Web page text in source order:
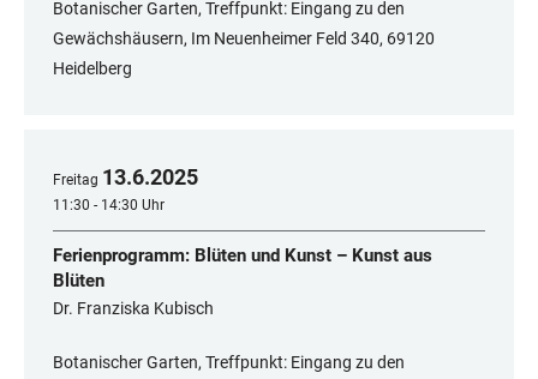
Botanischer Garten, Treffpunkt: Eingang zu den
Gewächshäusern, Im Neuenheimer Feld 340, 69120
Heidelberg
Freitag 13.6.2025
11:30 - 14:30 Uhr
Ferienprogramm: Blüten und Kunst – Kunst aus
Blüten
Dr. Franziska Kubisch
Botanischer Garten, Treffpunkt: Eingang zu den